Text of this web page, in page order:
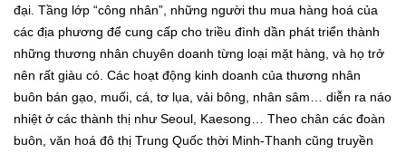
đại. Tầng lớp “công nhân”, những người thu mua hàng hoá của
các địa phương để cung cấp cho triều đình dần phát triển thành
những thương nhân chuyên doanh từng loại mặt hàng, và họ trở
nên rất giàu có. Các hoạt động kinh doanh của thương nhân
buôn bán gạo, muối, cá, tơ lụa, vải bông, nhân sâm… diễn ra náo
nhiệt ở các thành thị như Seoul, Kaesong… Theo chân các đoàn
buôn, văn hoá đô thị Trung Quốc thời Minh-Thanh cũng truyền